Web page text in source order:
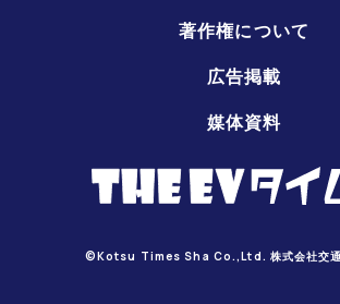
著作権について
広告掲載
媒体資料
©Kotsu Times Sha Co.,Ltd. 株式会社交通